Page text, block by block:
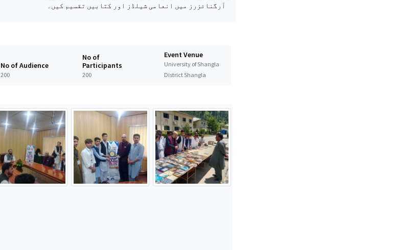
آرگنائزرز میں انعامی شیلڈز اور کتابیں تقسیم کیں۔
No of Audience
200
No of
Participants
200
Event Venue
University of Shangla
District Shangla